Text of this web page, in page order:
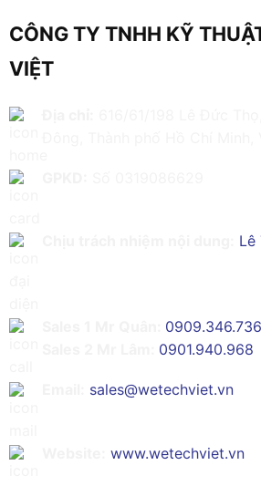
CÔNG TY TNHH KỸ
VIỆT
Lê
0909.346.736
0901.940.968
sales@wetechviet.vn
www.wetechviet.vn